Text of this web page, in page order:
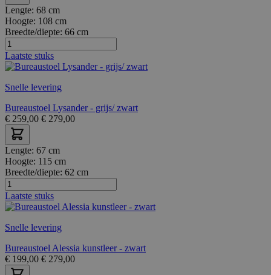
Lengte: 68 cm
Hoogte: 108 cm
Breedte/diepte: 66 cm
Laatste stuks
Snelle levering
Bureaustoel Lysander - grijs/ zwart
€ 259,00 € 279,00
Lengte: 67 cm
Hoogte: 115 cm
Breedte/diepte: 62 cm
Laatste stuks
Snelle levering
Bureaustoel Alessia kunstleer - zwart
€ 199,00 € 279,00